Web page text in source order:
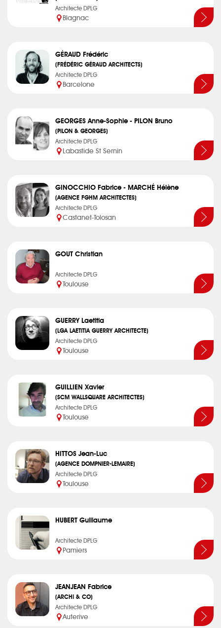
Architecte DPLG
Blagnac
GÉRAUD Frédéric
(FRÉDÉRIC GÉRAUD ARCHITECTS)
Architecte DPLG
Barcelone
GEORGES Anne-Sophie - PILON Bruno
(PILON & GEORGES)
Architecte DPLG
Labastide St Sernin
GINOCCHIO Fabrice - MARCHÉ Hélène
(AGENCE FGHM ARCHITECTES)
Architecte DPLG
Castanet-Tolosan
GOUT Christian
Architecte DPLG
Toulouse
GUERRY Laetitia
(LGA LAETITIA GUERRY ARCHITECTE)
Architecte DPLG
Toulouse
GUILLIEN Xavier
(SCM WALLSQUARE ARCHITECTES)
Architecte DPLG
Toulouse
HITTOS Jean-Luc
(AGENCE DOMPNIER-LEMAIRE)
Architecte DPLG
Toulouse
HUBERT Guillaume
Architecte DPLG
Pamiers
JEANJEAN Fabrice
(ARCHI & CO)
Architecte DPLG
Auterive